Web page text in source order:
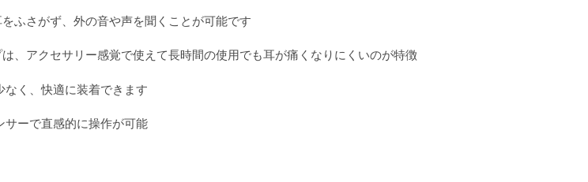
ふさがず、外の音や声を聞くことが可能です
、アクセサリー感覚で使えて長時間の使用でも耳が痛くなりにくいのが特徴
く、快適に装着できます
ーで直感的に操作が可能